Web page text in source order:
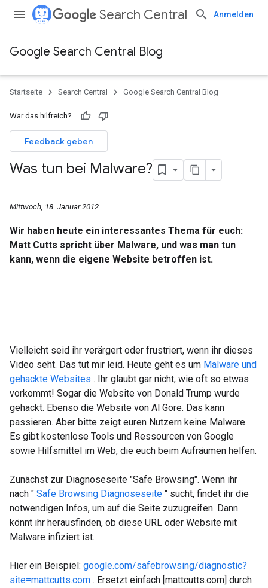
Search Central Anmelden
Google Search Central Blog
Startseite Search Central Google Search Central Blog
War das hilfreich?
Feedback geben
Was tun bei Malware?
Mittwoch, 18. Januar 2012
Wir haben heute ein interessantes Thema für euch:
Matt Cutts spricht über Malware, und was man tun
kann, wenn die eigene Website betroffen ist.
Vielleicht seid ihr verärgert oder frustriert, wenn ihr dieses
Video seht. Das tut mir leid. Heute geht es um Malware und
gehackte Websites . Ihr glaubt gar nicht, wie oft so etwas
vorkommt! Sogar die Website von Donald Trump wurde
gehackt. Ebenso die Website von Al Gore. Das kann
passieren. Aber bitte zeigt euren Nutzern keine Malware.
Es gibt kostenlose Tools und Ressourcen von Google
sowie Hilfsmittel im Web, die euch beim Aufräumen helfen.
Zunächst zur Diagnoseseite "Safe Browsing". Wenn ihr
nach " Safe Browsing Diagnoseseite " sucht, findet ihr die
notwendigen Infos, um auf die Seite zuzugreifen. Dann
könnt ihr herausfinden, ob diese URL oder Website mit
Malware infiziert ist.
Hier ein Beispiel: google.com/safebrowsing/diagnostic?
site=mattcutts.com . Ersetzt einfach [mattcutts.com] durch